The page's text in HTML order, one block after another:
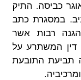
כביסה. התיק
במסגרת כתב
רבות אשר
29.11.17 פסק דין המשתרע על
תביעת התובעת